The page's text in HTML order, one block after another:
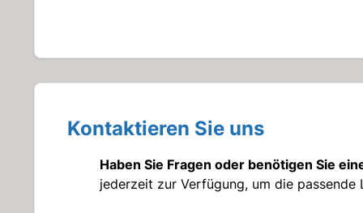
Kontaktieren Sie uns
Haben Sie Fragen oder benötigen Sie
jederzeit zur Verfügung, um die